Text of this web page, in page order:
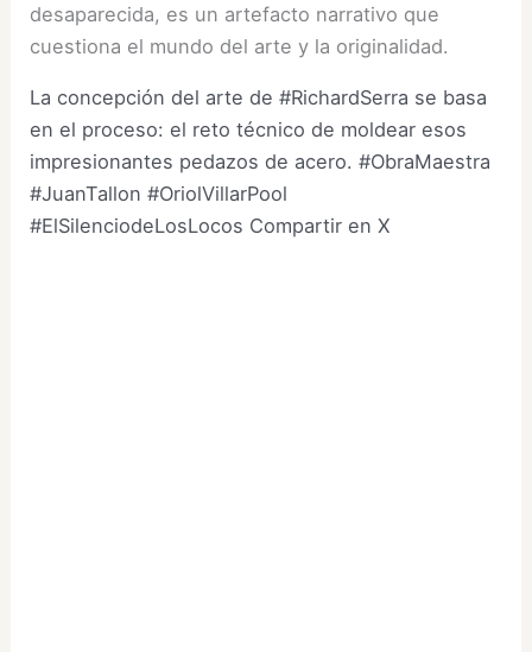
desaparecida, es un artefacto narrativo que
cuestiona el mundo del arte y la originalidad.
La concepción del arte de #RichardSerra se basa
en el proceso: el reto técnico de moldear esos
impresionantes pedazos de acero. #ObraMaestra
#JuanTallon #OriolVillarPool
#ElSilenciodeLosLocos Compartir en X